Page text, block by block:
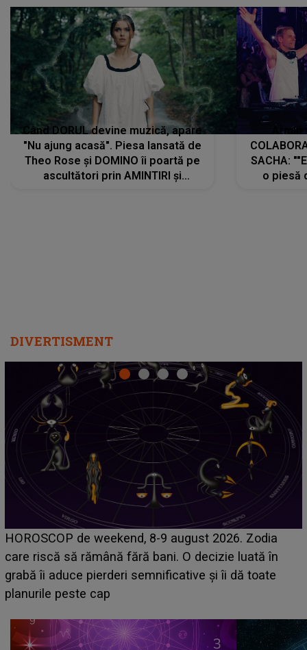
Când DORUL devine muzică, apare
"Nu ajung acasă". Piesa lansată de
Theo Rose și DOMINO îi poartă pe
ascultători prin AMINTIRI și
SACHA:
o piesă
DIVERTISMENT
Emanuel a ținut ACEST DETALIU ASCUNS până
acum! În fața Alexandrei, concurentul din Casa Iubirii
face o MĂRTURISIRE NEAȘTEPTATĂ despre mama
sa: "I-am spus și ei în față, eu nu te iubesc pentru